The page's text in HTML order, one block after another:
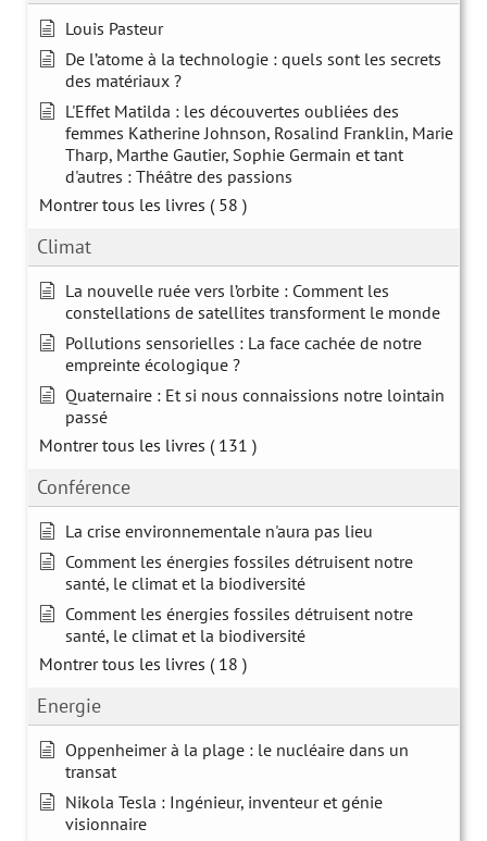
Louis Pasteur
De l’atome à la technologie : quels sont les secrets
des matériaux ?
L'Effet Matilda : les découvertes oubliées des
femmes Katherine Johnson, Rosalind Franklin, Marie
Tharp, Marthe Gautier, Sophie Germain et tant
d'autres : Théâtre des passions
Montrer tous les livres ( 58 )
Climat
La nouvelle ruée vers l’orbite : Comment les
constellations de satellites transforment le monde
Pollutions sensorielles : La face cachée de notre
empreinte écologique ?
Quaternaire : Et si nous connaissions notre lointain
passé
Montrer tous les livres ( 131 )
Conférence
La crise environnementale n'aura pas lieu
Comment les énergies fossiles détruisent notre
santé, le climat et la biodiversité
Comment les énergies fossiles détruisent notre
santé, le climat et la biodiversité
Montrer tous les livres ( 18 )
Energie
Oppenheimer à la plage : le nucléaire dans un
transat
Nikola Tesla : Ingénieur, inventeur et génie
visionnaire